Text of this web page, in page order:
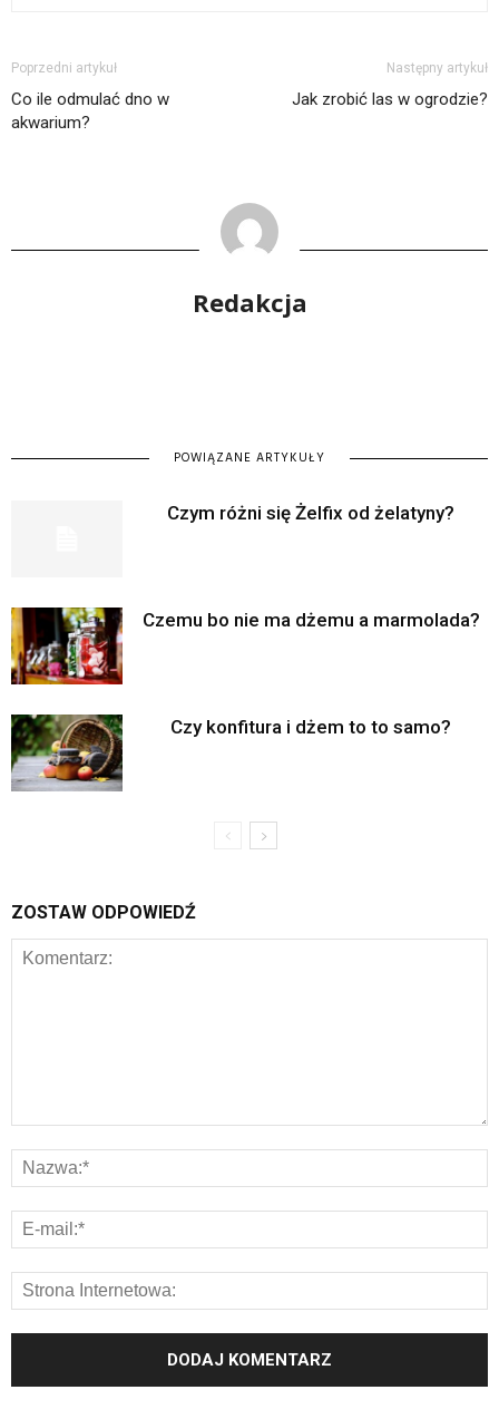
Poprzedni artykuł
Co ile odmulać dno w
akwarium?
Następny artykuł
Jak zrobić las w ogrodzie?
Redakcja
POWIĄZANE ARTYKUŁY
Czym różni się Żelfix od żelatyny?
Czemu bo nie ma dżemu a marmolada?
Czy konfitura i dżem to to samo?
ZOSTAW ODPOWIEDŹ